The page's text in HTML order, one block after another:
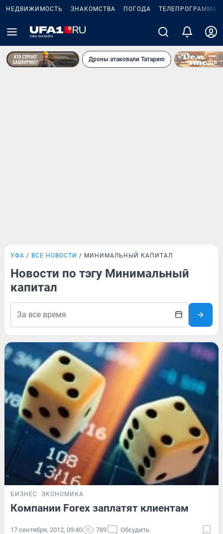
НЕДВИЖИМОСТЬ ЗНАКОМСТВА ПОГОДА ТЕЛЕПРОГРАММА
Дроны атаковали Татарию
УФА ВСЕ НОВОСТИ МИНИМАЛЬНЫЙ КАПИТАЛ
Новости по тэгу Минимальный
капитал
БИЗНЕС ЭКОНОМИКА
Компании Forex заплатят клиентам
17 сентября, 2012, 09:40 789 Обсудить